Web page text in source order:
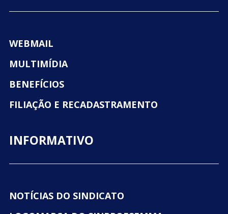
WEBMAIL
MULTIMÍDIA
BENEFÍCIOS
FILIAÇÃO E RECADASTRAMENTO
INFORMATIVO
NOTÍCIAS DO SINDICATO